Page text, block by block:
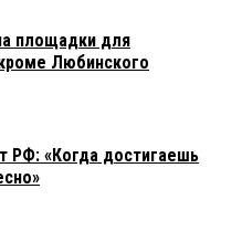
площадки для
Любинского
РФ: «Когда достигаешь